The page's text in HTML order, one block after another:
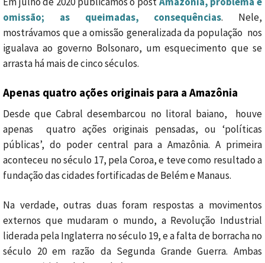
omissão; as queimadas, consequências. Nele,
mostrávamos que a omissão generalizada da população nos
igualava ao governo Bolsonaro, um esquecimento que se
arrasta há mais de cinco séculos.
Apenas quatro ações originais para a Amazônia
Desde que Cabral desembarcou no litoral baiano, houve
apenas quatro ações originais pensadas, ou ‘políticas
públicas’, do poder central para a Amazônia. A primeira
aconteceu no século 17, pela Coroa, e teve como resultado a
fundação das cidades fortificadas de Belém e Manaus.
Na verdade, outras duas foram respostas a movimentos
externos que mudaram o mundo, a Revolução Industrial
liderada pela Inglaterra no século 19, e a falta de borracha no
século 20 em razão da Segunda Grande Guerra. Ambas